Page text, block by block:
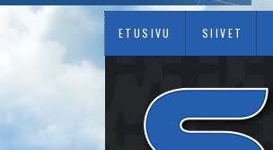
ETUSIVU SIIVET